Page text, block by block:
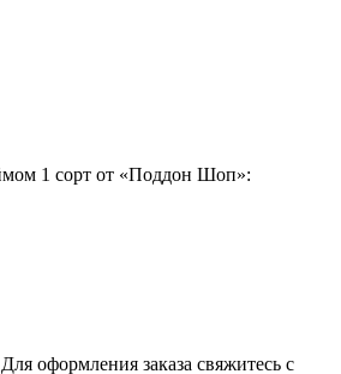
1 сорт от «Поддон Шоп»:
оформления заказа свяжитесь с